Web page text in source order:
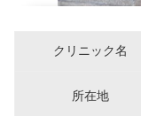
クリニック名
所在地